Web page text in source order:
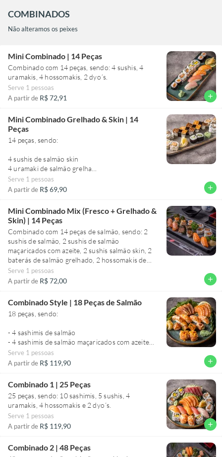
COMBINADOS
Não alteramos os peixes
Mini Combinado | 14 Peças
Combinado com 14 peças, sendo: 4 sushis, 4
uramakis, 4 hossomakis, 2 dyo´s.
Serve 1 pessoas
A partir de R$ 72,91 add
Mini Combinado Grelhado & Skin | 14
Peças
14 peças, sendo:
4 sushis de salmão skin
4 uramaki de salmão grelhado
4 uramaki salmão skin
2 kapamaki
Serve 1 pessoas
A partir de R$ 69,90 add
Mini Combinado Mix (Fresco + Grelhado &
Skin) | 14 Peças
Combinado com 14 peças de salmão, sendo: 2
sushis de salmão, 2 sushis de salmão
maçaricados com azeite, 2 sushis salmão skin, 2
baterás de salmão grelhado, 2 hossomakis de
salmão, 4 uramakis de salmão
Serve 1 pessoas
A partir de R$ 72,00 add
Combinado Style | 18 Peças de Salmão
18 peças, sendo:
- 4 sashimis de salmão
- 4 sashimis de salmão maçaricados com azeite
- 2 niguiri de barriga de salmão
- 2 niguiri de salmão maçaricados com azeite
- 2 trouxinhas de salmão com couve crispy e
cream cheese
Serve 1 pessoas
A partir de R$ 119,90 add
Combinado 1 | 25 Peças
25 peças, sendo: 10 sashimis, 5 sushis, 4
uramakis, 4 hossomakis e 2 dyo´s.
Serve 1 pessoas
A partir de R$ 119,90 add
Combinado 2 | 48 Peças